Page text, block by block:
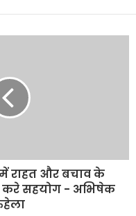
राहत और बचाव के
करे सहयोग - अभिषेक